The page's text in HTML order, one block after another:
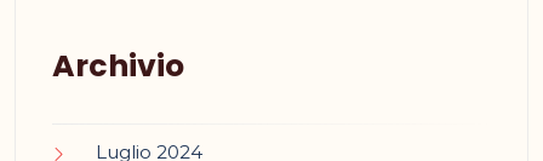
Archivio
Luglio 2024